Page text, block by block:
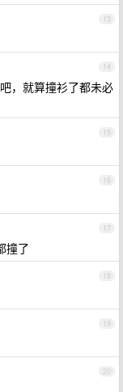
13
14
，就算撞衫了都未必
15
16
17
撞了
18
19
20